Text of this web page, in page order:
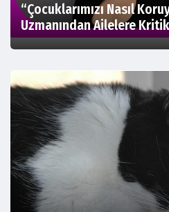
“Çocuklarımızı Nasıl
Uzmanından Ailelere